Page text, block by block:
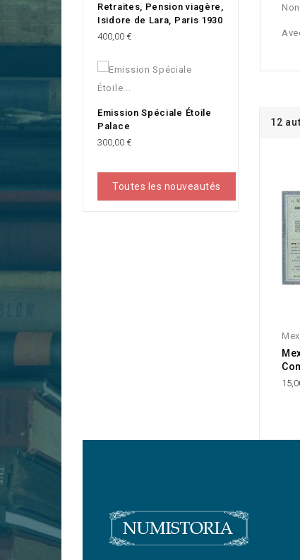
Retraites, Pension viagère,
Isidore de Lara, Paris 1930
Prix
400,00 €
Emission Spéciale Étoile
Palace
Prix
300,00 €
Toutes les nouveautés
12